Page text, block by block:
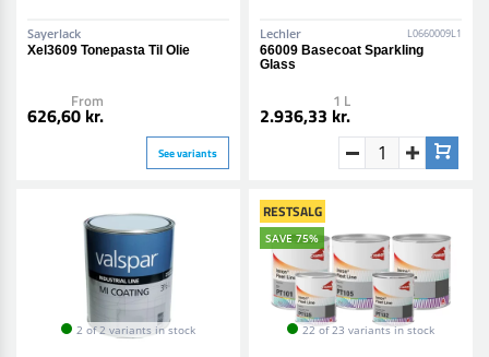
Sayerlack
Xel3609 Tonepasta Til Olie
From
626,60 kr.
See variants
Lechler L0660009L1
66009 Basecoat Sparkling
Glass
1 L
2.936,33 kr.
2 of 2 variants in stock
RESTSALG
SAVE 75%
22 of 23 variants in stock